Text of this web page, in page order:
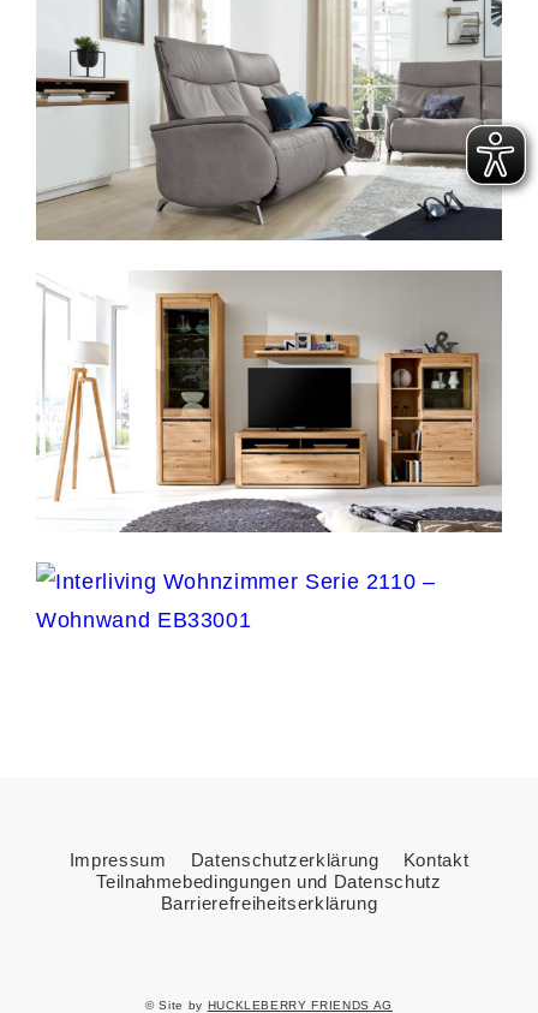
Impressum Datenschutzerklärung
Kontakt
Teilnahmebedingungen und Datenschutz
Barrierefreiheitserklärung
© Site by HUCKLEBERRY FRIENDS AG